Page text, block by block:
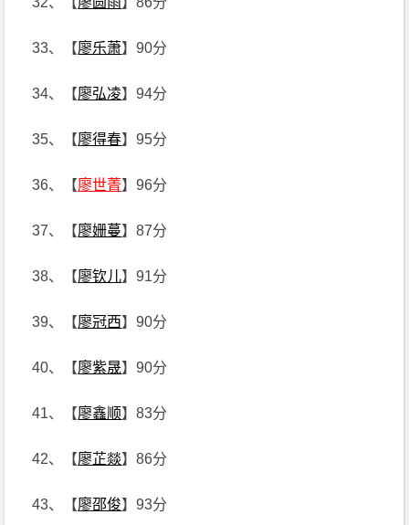
33、【廖乐萧】90分
34、【廖弘凌】94分
35、【廖得春】95分
36、【廖世菁】96分
37、【廖姗蔓】87分
38、【廖钦儿】91分
39、【廖冠西】90分
40、【廖紫晟】90分
41、【廖鑫顺】83分
42、【廖芷燚】86分
43、【廖邵俊】93分